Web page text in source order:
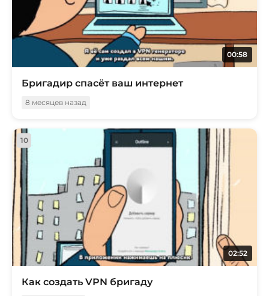
00:58
Бригадир спасёт ваш интернет
8 месяцев назад
10
02:52
Как создать VPN бригаду